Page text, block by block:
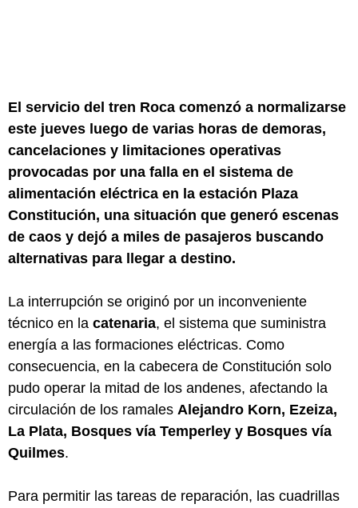
El servicio del tren Roca comenzó a normalizarse
este jueves luego de varias horas de demoras,
cancelaciones y limitaciones operativas
provocadas por una falla en el sistema de
alimentación eléctrica en la estación Plaza
Constitución, una situación que generó escenas
de caos y dejó a miles de pasajeros buscando
alternativas para llegar a destino.
La interrupción se originó por un inconveniente
técnico en la catenaria, el sistema que suministra
energía a las formaciones eléctricas. Como
consecuencia, en la cabecera de Constitución solo
pudo operar la mitad de los andenes, afectando la
circulación de los ramales Alejandro Korn, Ezeiza,
La Plata, Bosques vía Temperley y Bosques vía
Quilmes.
Para permitir las tareas de reparación, las cuadrillas